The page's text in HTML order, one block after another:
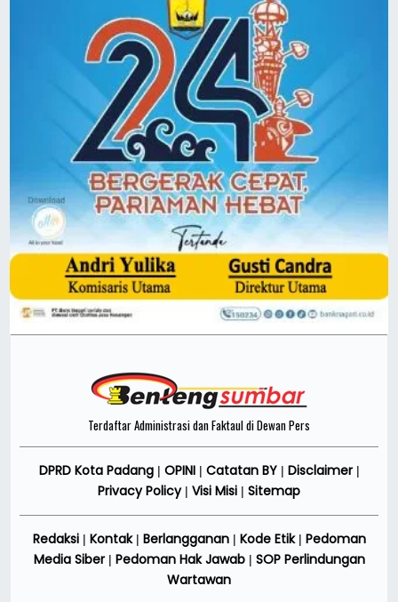
Terdaftar Administrasi dan Faktaul di Dewan Pers
DPRD Kota Padang| OPINI Catatan BY| Disclaimer|
Privacy Policy| Visi Misi Sitemap
Redaksi| Kontak| Berlangganan| Kode Etik| Pedoman
Media Siber| Pedoman Hak Jawab| SOP Perlindungan
Wartawan